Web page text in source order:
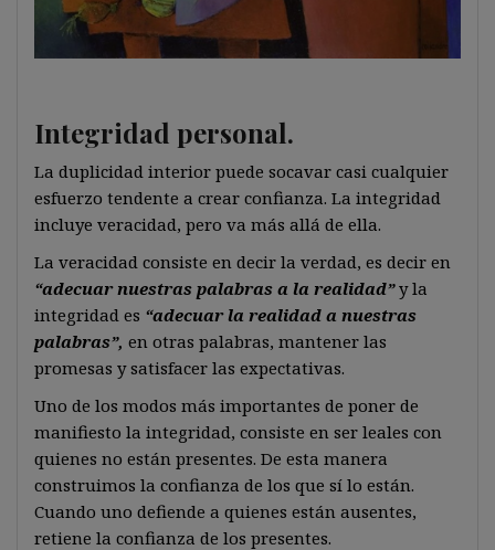
Integridad personal.
La duplicidad interior puede socavar casi cualquier
esfuerzo tendente a crear confianza. La integridad
incluye veracidad, pero va más allá de ella.
La veracidad consiste en decir la verdad, es decir en
“adecuar nuestras palabras a la realidad”y la
integridad es “adecuar la realidad a nuestras
palabras”, en otras palabras, mantener las
promesas y satisfacer las expectativas.
Uno de los modos más importantes de poner de
manifiesto la integridad, consiste en ser leales con
quienes no están presentes. De esta manera
construimos la confianza de los que sí lo están.
Cuando uno defiende a quienes están ausentes,
retiene la confianza de los presentes.